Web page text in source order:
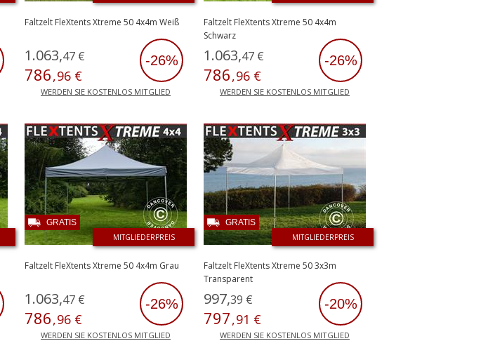
Faltzelt FleXtents Xtreme 50 4x4m Weiß
-26%
WERDEN SIE KOSTENLOS MITGLIED
1.063,47 €
786,96 €
Faltzelt FleXtents Xtreme 50 4x4m
Schwarz
-26%
WERDEN SIE KOSTENLOS MITGLIED
1.063,47 €
786,96 €
Faltzelt FleXtents Xtreme 50 4x4m Grau
-26%
WERDEN SIE KOSTENLOS MITGLIED
1.063,47 €
786,96 €
MITGLIEDERPREIS
GRATIS
Faltzelt FleXtents Xtreme 50 3x3m
Transparent
-20%
WERDEN SIE KOSTENLOS MITGLIED
997,39 €
797,91 €
MITGLIEDERPREIS
GRATIS